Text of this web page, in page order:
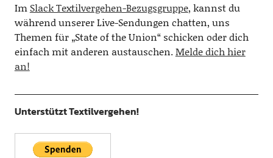
Im Slack Textilvergehen-Bezugsgruppe, kannst du
während unserer Live-Sendungen chatten, uns
Themen für „State of the Union“ schicken oder dich
einfach mit anderen austauschen.Melde dich hier
an!
Unterstützt Textilvergehen!